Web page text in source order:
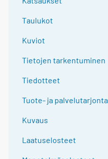
Taulukot
Kuviot
Tietojen tarkentuminen
Tiedotteet
Tuote- ja palvelutarjonta
Kuvaus
Laatuselosteet